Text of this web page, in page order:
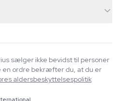
sælger ikke bevidst til personer
en ordre bekræfter du, at du er
aldersbeskyttelsespolitik